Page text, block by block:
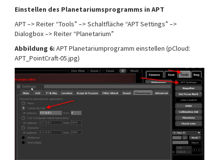
Einstellen des Planetariumsprogramms in APT
APT –> Reiter “Tools” –> Schaltfläche “APT Settings” –>
Dialogbox –> Reiter “Planetarium”
Abbildung 6: APT Planetariumprogramm einstellen (pCloud:
APT_PointCraft-05.jpg)